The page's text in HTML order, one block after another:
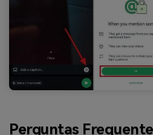
Perguntas